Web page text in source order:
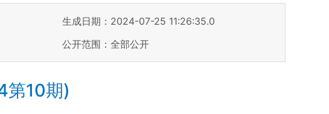
生成日期：2024-07-25 11:26:35.0
公开范围：全部公开
第10期)